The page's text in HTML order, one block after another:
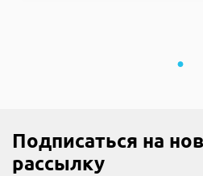
Подписаться на
рассылку